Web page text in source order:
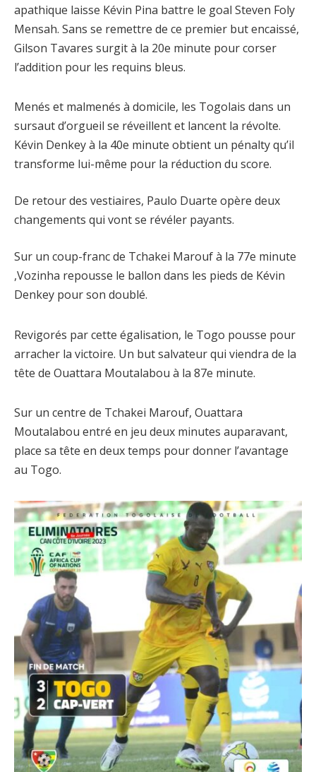
apathique laisse Kévin Pina battre le goal Steven Foly
Mensah. Sans se remettre de ce premier but encaissé,
Gilson Tavares surgit à la 20e minute pour corser
l’addition pour les requins bleus.
Menés et malmenés à domicile, les Togolais dans un
sursaut d’orgueil se réveillent et lancent la révolte.
Kévin Denkey à la 40e minute obtient un pénalty qu’il
transforme lui-même pour la réduction du score.
De retour des vestiaires, Paulo Duarte opère deux
changements qui vont se révéler payants.
Sur un coup-franc de Tchakei Marouf à la 77e minute
,Vozinha repousse le ballon dans les pieds de Kévin
Denkey pour son doublé.
Revigorés par cette égalisation, le Togo pousse pour
arracher la victoire. Un but salvateur qui viendra de la
tête de Ouattara Moutalabou à la 87e minute.
Sur un centre de Tchakei Marouf, Ouattara
Moutalabou entré en jeu deux minutes auparavant,
place sa tête en deux temps pour donner l’avantage
au Togo.